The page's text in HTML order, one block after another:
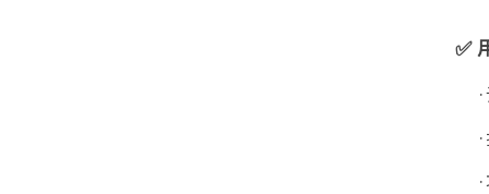
✅ 用在线客服
·设备故障解
·技术咨
·项目需